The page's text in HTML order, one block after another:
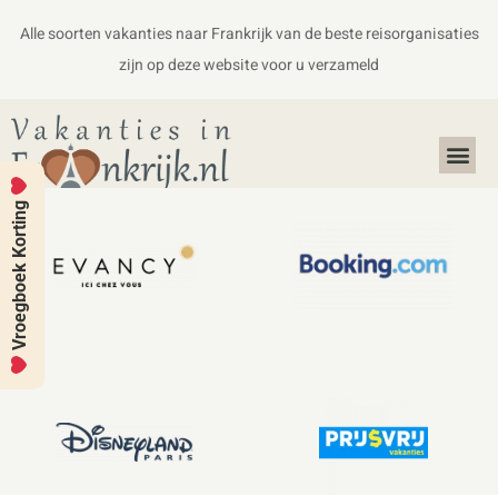
Alle soorten vakanties naar Frankrijk van de beste reisorganisaties
zijn op deze website voor u verzameld
Vroegboek Korting